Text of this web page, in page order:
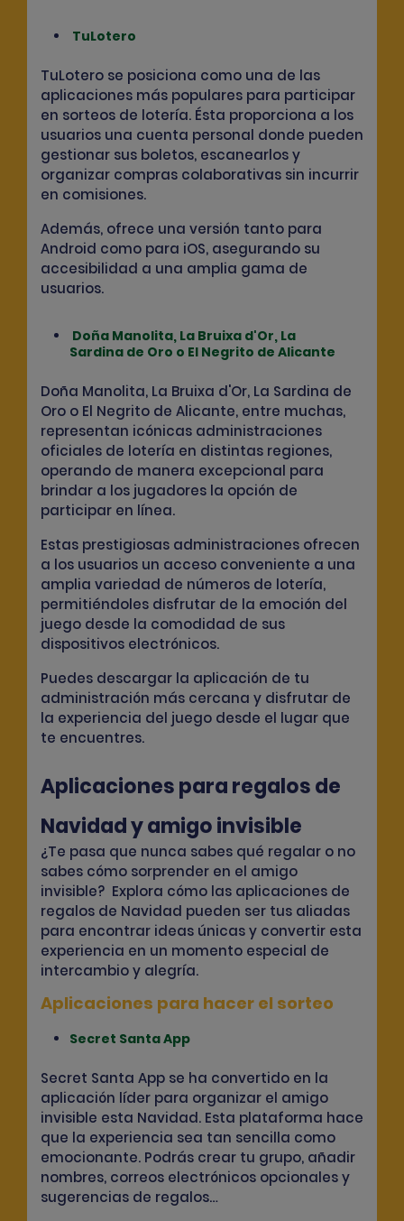
TuLotero
TuLotero se posiciona como una de las
aplicaciones más populares para participar
en sorteos de lotería. Ésta proporciona a los
usuarios una cuenta personal donde pueden
gestionar sus boletos, escanearlos y
organizar compras colaborativas sin incurrir
en comisiones.
Además, ofrece una versión tanto para
Android como para iOS, asegurando su
accesibilidad a una amplia gama de
usuarios.
Doña Manolita, La Bruixa d'Or, La
Sardina de Oro o El Negrito de Alicante
Doña Manolita, La Bruixa d'Or, La Sardina de
Oro o El Negrito de Alicante, entre muchas,
representan icónicas administraciones
oficiales de lotería en distintas regiones,
operando de manera excepcional para
brindar a los jugadores la opción de
participar en línea.
Estas prestigiosas administraciones ofrecen
a los usuarios un acceso conveniente a una
amplia variedad de números de lotería,
permitiéndoles disfrutar de la emoción del
juego desde la comodidad de sus
dispositivos electrónicos.
Puedes descargar la aplicación de tu
administración más cercana y disfrutar de
la experiencia del juego desde el lugar que
te encuentres.
Aplicaciones para regalos de
Navidad y amigo invisible
¿Te pasa que nunca sabes qué regalar o no
sabes cómo sorprender en el amigo
invisible? Explora cómo las aplicaciones de
regalos de Navidad pueden ser tus aliadas
para encontrar ideas únicas y convertir esta
experiencia en un momento especial de
intercambio y alegría.
Aplicaciones para hacer el sorteo
Secret Santa App
Secret Santa App se ha convertido en la
aplicación líder para organizar el amigo
invisible esta Navidad. Esta plataforma hace
que la experiencia sea tan sencilla como
emocionante. Podrás crear tu grupo, añadir
nombres, correos electrónicos opcionales y
sugerencias de regalos…